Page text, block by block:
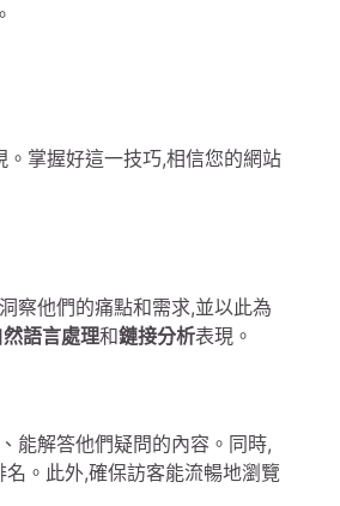
。掌握好這一技巧,相信您的網站
察他們的痛點和需求,並以此為
然語言處理和鏈接分析表現。
能解答他們疑問的內容。同時,
。此外,確保訪客能流暢地瀏覽